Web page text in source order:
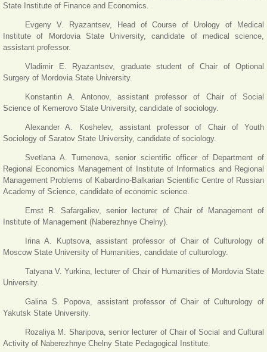
State Institute of Finance and Economics.
Evgeny V. Ryazantsev, Head of Course of Urology of Medical
Institute of Mordovia State University, candidate of medical science,
assistant professor.
Vladimir E. Ryazantsev, graduate student of Chair of Optional
Surgery of Mordovia State University.
Konstantin A. Antonov, assistant professor of Chair of Social
Science of Kemerovo State University, candidate of sociology.
Alexander A. Koshelev, assistant professor of Chair of Youth
Sociology of Saratov State University, candidate of sociology.
Svetlana A. Tumenova, senior scientific officer of Department of
Regional Economics Management of Institute of Informatics and Regional
Management Problems of Kabardino-Balkarian Scientific Centre of Russian
Academy of Science, candidate of economic science.
Ernst R. Safargaliev, senior lecturer of Chair of Management of
Institute of Management (Naberezhnye Chelny).
Irina A. Kuptsova, assistant professor of Chair of Culturology of
Moscow State University of Humanities, candidate of culturology.
Tatyana V. Yurkina, lecturer of Chair of Humanities of Mordovia State
University.
Galina S. Popova, assistant professor of Chair of Culturology of
Yakutsk State University.
Rozaliya M. Sharipova, senior lecturer of Chair of Social and Cultural
Activity of Naberezhnye Chelny State Pedagogical Institute.